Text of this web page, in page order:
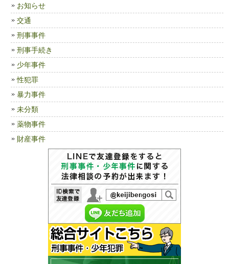
お知らせ
交通
刑事事件
刑事手続き
少年事件
性犯罪
暴力事件
未分類
薬物事件
財産事件